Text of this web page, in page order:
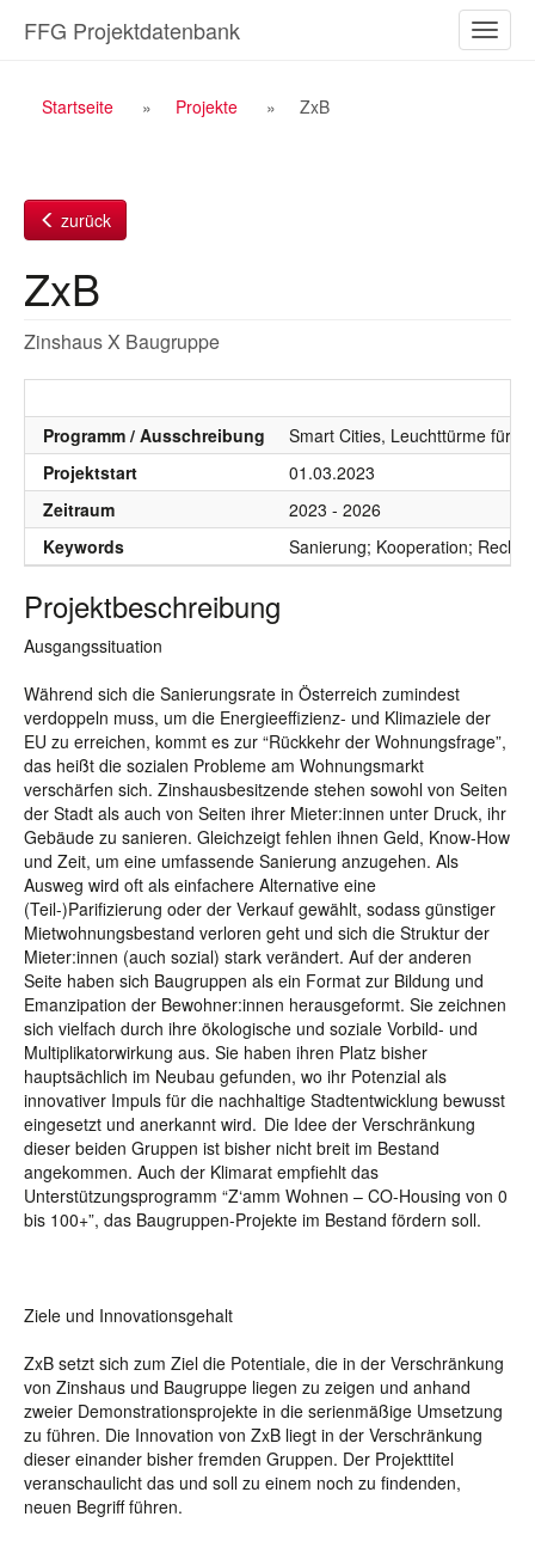
Inhalt
ein-/
FFG Projektdatenbank
Breadcrumb
Startseite Projekte ZxB
zurück
ZxB
Zinshaus X Baugruppe
Programm / Ausschreibung
Smart Cities, Leuchttürme für
Projektstart
01.03.2023
Zeitraum
2023 - 2026
Keywords
Sanierung; Kooperation;
Projektbeschreibung
Ausgangssituation
Während sich die Sanierungsrate in Österreich zumindest
verdoppeln muss, um die Energieeffizienz- und Klimaziele der
EU zu erreichen, kommt es zur “Rückkehr der Wohnungsfrage”,
das heißt die sozialen Probleme am Wohnungsmarkt
verschärfen sich. Zinshausbesitzende stehen sowohl von Seiten
der Stadt als auch von Seiten ihrer Mieter:innen unter Druck, ihr
Gebäude zu sanieren. Gleichzeigt fehlen ihnen Geld, Know-How
und Zeit, um eine umfassende Sanierung anzugehen. Als
Ausweg wird oft als einfachere Alternative eine
(Teil-)Parifizierung oder der Verkauf gewählt, sodass günstiger
Mietwohnungsbestand verloren geht und sich die Struktur der
Mieter:innen (auch sozial) stark verändert. Auf der anderen
Seite haben sich Baugruppen als ein Format zur Bildung und
Emanzipation der Bewohner:innen herausgeformt. Sie zeichnen
sich vielfach durch ihre ökologische und soziale Vorbild- und
Multiplikatorwirkung aus. Sie haben ihren Platz bisher
hauptsächlich im Neubau gefunden, wo ihr Potenzial als
innovativer Impuls für die nachhaltige Stadtentwicklung bewusst
eingesetzt und anerkannt wird. Die Idee der Verschränkung
dieser beiden Gruppen ist bisher nicht breit im Bestand
angekommen. Auch der Klimarat empfiehlt das
Unterstützungsprogramm “Z‘amm Wohnen – CO-Housing von 0
bis 100+”, das Baugruppen-Projekte im Bestand fördern soll.
Ziele und Innovationsgehalt
ZxB setzt sich zum Ziel die Potentiale, die in der Verschränkung
von Zinshaus und Baugruppe liegen zu zeigen und anhand
zweier Demonstrationsprojekte in die serienmäßige Umsetzung
zu führen. Die Innovation von ZxB liegt in der Verschränkung
dieser einander bisher fremden Gruppen. Der Projekttitel
veranschaulicht das und soll zu einem noch zu findenden,
neuen Begriff führen.